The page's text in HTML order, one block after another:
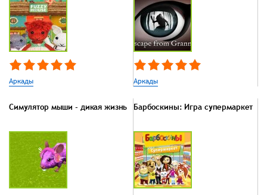
Аркады Аркады
Симулятор мыши - дикая жизнь Барбоскины: Игра супермаркет